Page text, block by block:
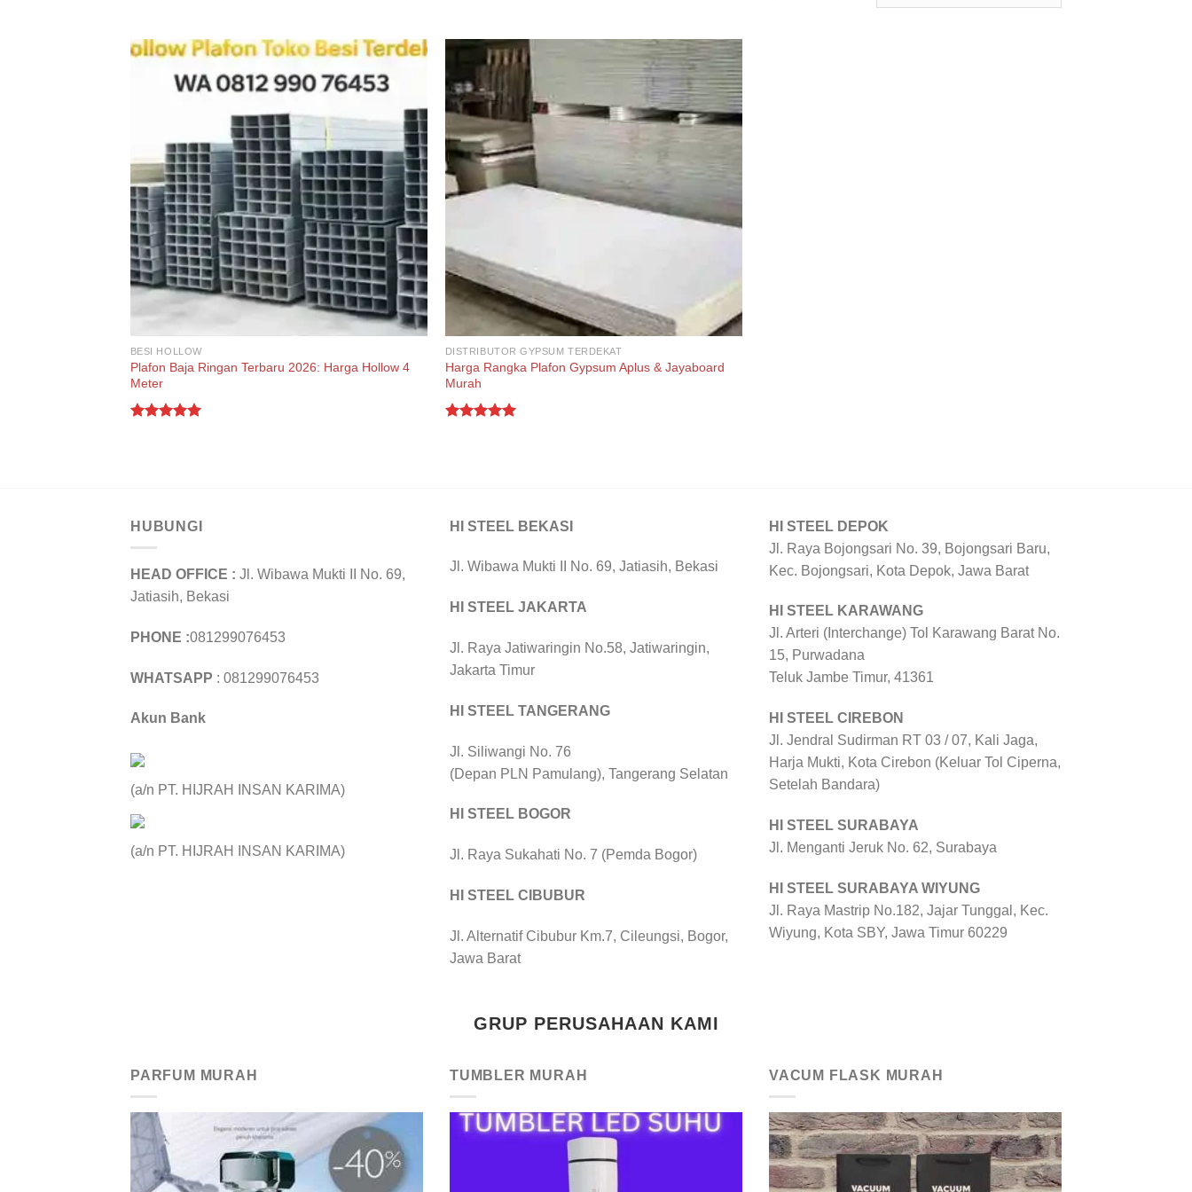
BESI HOLLOW
Plafon Baja Ringan Terbaru 2026: Harga Hollow 4
Meter
DISTRIBUTOR GYPSUM TERDEKAT
Harga Rangka Plafon Gypsum Aplus & Jayaboard
Murah
HUBUNGI
HEAD OFFICE : Jl. Wibawa Mukti II No. 69,
Jatiasih, Bekasi
PHONE :081299076453
WHATSAPP : 081299076453
Akun Bank
(a/n PT. HIJRAH INSAN KARIMA)
(a/n PT. HIJRAH INSAN KARIMA)
HI STEEL BEKASI
Jl. Wibawa Mukti II No. 69, Jatiasih, Bekasi
HI STEEL JAKARTA
Jl. Raya Jatiwaringin No.58, Jatiwaringin,
Jakarta Timur
HI STEEL TANGERANG
Jl. Siliwangi No. 76
(Depan PLN Pamulang), Tangerang Selatan
HI STEEL BOGOR
Jl. Raya Sukahati No. 7 (Pemda Bogor)
HI STEEL CIBUBUR
Jl. Alternatif Cibubur Km.7, Cileungsi, Bogor,
Jawa Barat
HI STEEL DEPOK
Jl. Raya Bojongsari No. 39, Bojongsari Baru,
Kec. Bojongsari, Kota Depok, Jawa Barat
HI STEEL KARAWANG
Jl. Arteri (Interchange) Tol Karawang Barat No.
15, Purwadana
Teluk Jambe Timur, 41361
HI STEEL CIREBON
Jl. Jendral Sudirman RT 03 / 07, Kali Jaga,
Harja Mukti, Kota Cirebon (Keluar Tol Ciperna,
Setelah Bandara)
HI STEEL SURABAYA
Jl. Menganti Jeruk No. 62, Surabaya
HI STEEL SURABAYA WIYUNG
Jl. Raya Mastrip No.182, Jajar Tunggal, Kec.
Wiyung, Kota SBY, Jawa Timur 60229
GRUP PERUSAHAAN KAMI
PARFUM MURAH TUMBLER MURAH VACUM FLASK MURAH